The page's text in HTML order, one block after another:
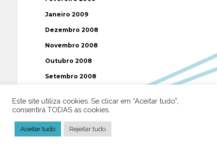
Janeiro 2009
Dezembro 2008
Novembro 2008
Outubro 2008
Setembro 2008
Julho 2008
Junho 2008
Maio 2008
Este site utiliza cookies. Se clicar em “Aceitar tudo”,
consentirá TODAS as cookies.
Aceitar tudo Rejeitar tudo